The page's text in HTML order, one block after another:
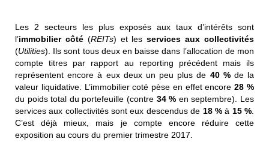
Les 2 secteurs les plus exposés aux taux d’intérêts sont
l’immobilier côté(REITs) et lesservices aux collectivités
(Utilities). Ils sont tous deux en baisse dans l’allocation de mon
compte titres par rapport au reporting précédent mais ils
représentent encore à eux deux un peu plus de 40 %de la
valeur liquidative. L’immobilier coté pèse en effet encore28 %
du poids total du portefeuille (contre 34 % en septembre). Les
services aux collectivités sont eux descendus de 18 %à 15 %
C’est déjà mieux, mais je compte encore réduire cette
exposition au cours du premier trimestre 2017.